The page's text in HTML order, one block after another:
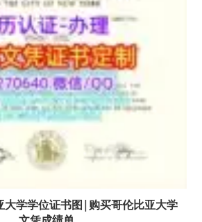
大学学位证书图|购买哥伦比亚大学